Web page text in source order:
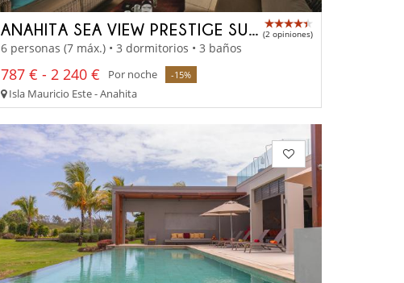
ANAHITA SEA VIEW PRESTIGE SUITE (2 opiniones)
6 personas (7 máx.) • 3 dormitorios • 3 baños
787 € - 2 240 € Por noche -15%
Isla Mauricio Este - Anahita